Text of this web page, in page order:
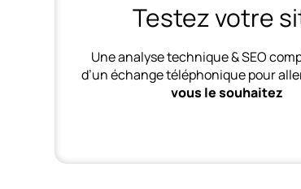
Testez votre
Une analyse technique & SEO
d’un échange téléphonique pour
vous le souhaitez